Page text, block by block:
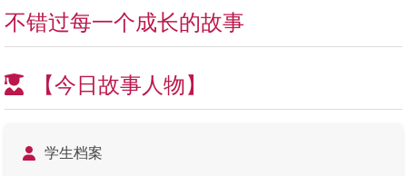
不错过每一个成长的故事
【今日故事人物】
学生档案